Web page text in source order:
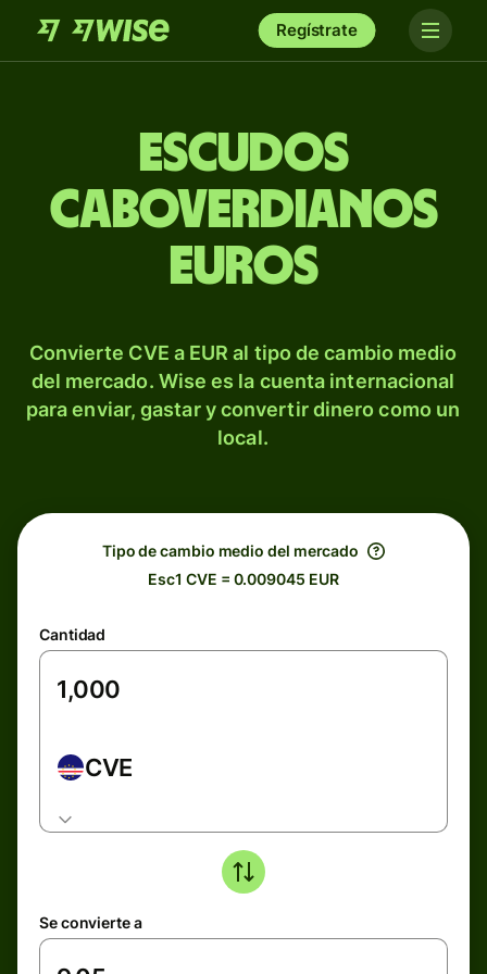
Regístrate
Escudos
caboverdianos
euros
Convierte CVE a EUR al tipo de cambio medio
del mercado. Wise es la cuenta internacional
para enviar, gastar y convertir dinero como un
local.
Tipo de cambio medio del mercado
Esc1 CVE = 0.009045 EUR
Cantidad
CVE
Se convierte a